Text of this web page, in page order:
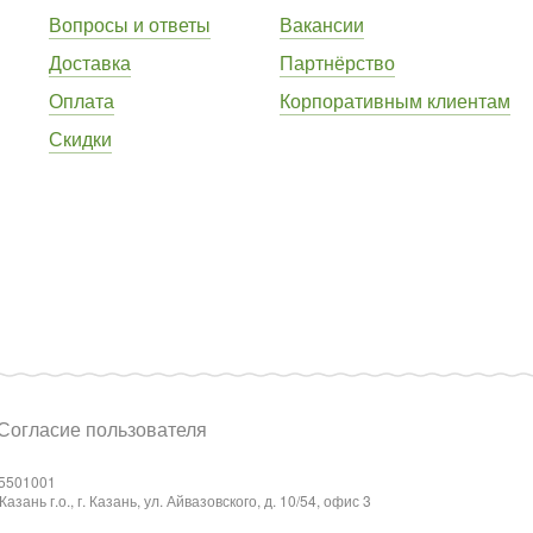
Вопросы и ответы
Доставка
Оплата
Скидки
Вакансии
Партнёрство
Корпоративным клиентам
пользователя
г.о., г. Казань, ул. Айвазовского, д. 10/54, офис 3